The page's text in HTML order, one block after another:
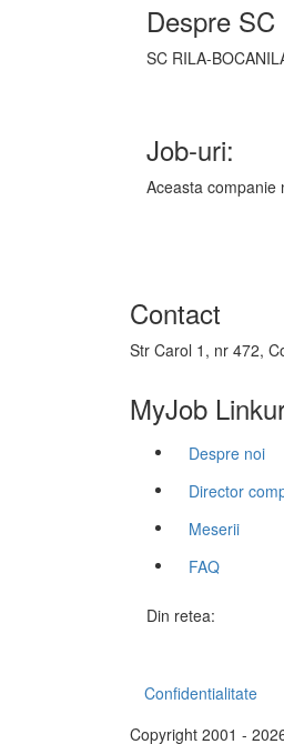
Despre
SC RILA-
Job-uri:
Aceasta companie
Contact
Str Carol 1, nr 472,
MyJob
Despre noi
Director
Meserii
FAQ
Din retea:
Confidentialitate
Copyright 2001 -